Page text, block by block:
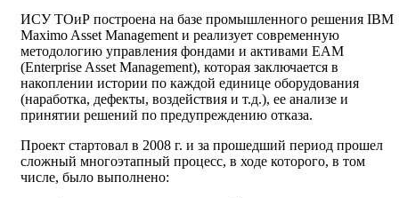
ИСУ ТОиР построена на базе промышленного решения IBM
Maximo Asset Management и реализует современную
методологию управления фондами и активами EAM
(Enterprise Asset Management), которая заключается в
накоплении истории по каждой единице оборудования
(наработка, дефекты, воздействия и т.д.), ее анализе и
принятии решений по предупреждению отказа.
Проект стартовал в 2008 г. и за прошедший период прошел
сложный многоэтапный процесс, в ходе которого, в том
числе, было выполнено: